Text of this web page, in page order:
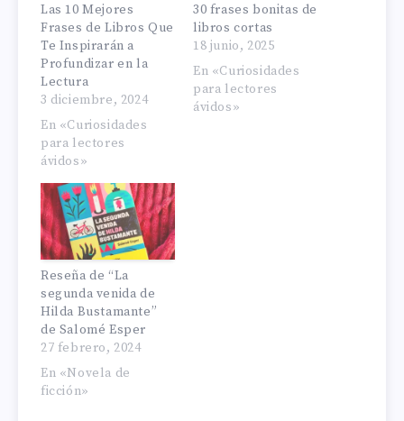
Las 10 Mejores
Frases de Libros Que
Te Inspirarán a
Profundizar en la
Lectura
3 diciembre, 2024
En «Curiosidades
para lectores
ávidos»
30 frases bonitas de
libros cortas
18 junio, 2025
En «Curiosidades
para lectores
ávidos»
Reseña de “La
segunda venida de
Hilda Bustamante”
de Salomé Esper
27 febrero, 2024
En «Novela de
ficción»